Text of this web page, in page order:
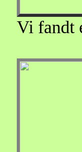
Vi fandt